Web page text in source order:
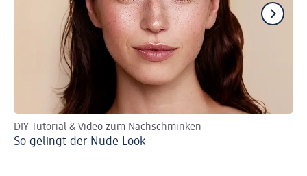
DIY-Tutorial & Video zum Nachschminken
So gelingt der Nude Look